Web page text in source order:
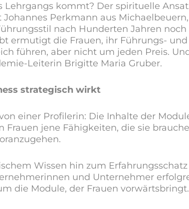
kommt? Der spirituelle
Perkmann aus
nach Hunderten Jahren
ermutigt die Frauen, ihr Führungs-
führen, aber nicht um jeden Preis.
Leiterin Brigitte Maria Gruber.
strategisch wirkt
einer Profilerin: Die Inhalte der
jene Fähigkeiten, die sie
Wissen hin zum
und Unternehmer
die Module, der Frauen vorwärtsbringt.